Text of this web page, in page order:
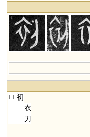
初
衣
刀